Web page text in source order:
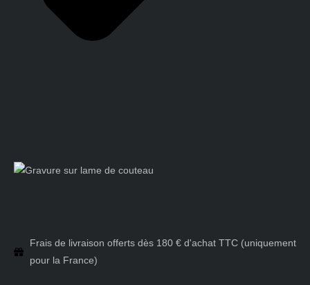
Frais de livraison offerts dès 180 € d'achat TTC (uniquement
pour la France)